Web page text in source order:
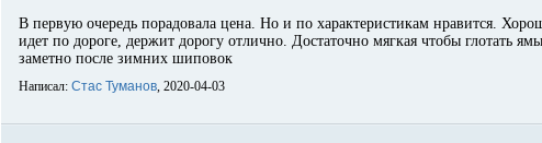
В первую очередь порадовала цена. Но и по характеристикам нравится.
идет по дороге, держит дорогу отлично. Достаточно мягкая чтобы глотать
заметно после зимних шиповок
Написал: Стас Туманов, 2020-04-03